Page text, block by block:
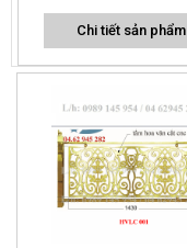
Chi tiết sản phẩm